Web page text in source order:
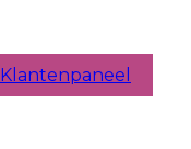
Klantenpaneel